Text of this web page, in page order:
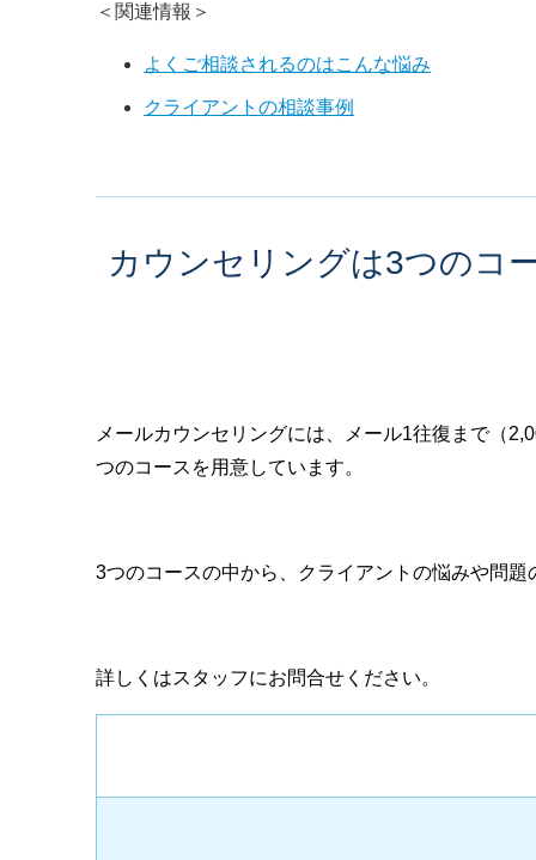
＜関連情報＞
よくご相談されるのはこんな悩み
クライアントの相談事例
カウンセリングは3つのコ
メールカウンセリングには、メール1往復まで（
つのコースを用意しています。
3つのコースの中から、クライアントの悩みや問
詳しくはスタッフにお問合せください。